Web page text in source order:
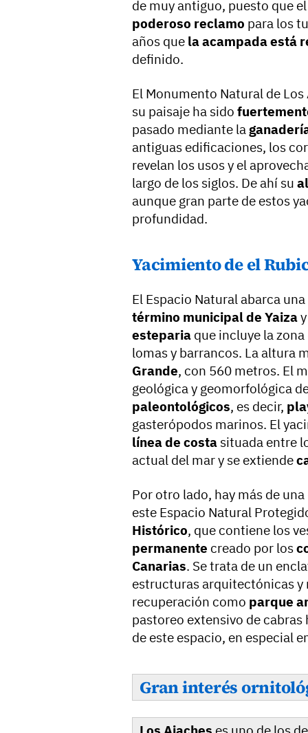
de muy antiguo, puesto que
poderoso reclamo para los
años que la acampada está
definido.
El Monumento Natural de
su paisaje ha sido
pasado mediante la
antiguas edificaciones, los
revelan los usos y el
largo de los siglos. De ahí su
aunque gran parte de estos
profundidad.
Yacimiento de el
El Espacio Natural abarca
término municipal de Yaiza
esteparia que incluye la
lomas y barrancos. La altura
Grande, con 560 metros. El
geológica y geomorfológica
paleontológicos, es decir,
gasterópodos marinos. El
línea de costa situada entre
actual del mar y se extiende
Por otro lado, hay más de
este Espacio Natural
Histórico, que contiene los
permanente creado por los
Canarias. Se trata de un
estructuras arquitectónicas y
recuperación como parque
pastoreo extensivo de
de este espacio, en especial
Gran interés